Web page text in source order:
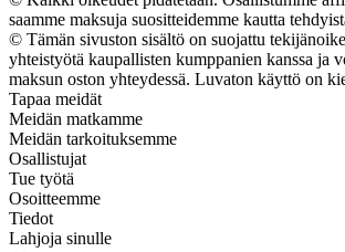
saamme maksuja suositteidemme kautta
© Tämän sivuston sisältö on suojattu
yhteistyötä kaupallisten kumppanien kanssa ja
maksun oston yhteydessä. Luvaton käyttö on
Tapaa meidät
Meidän matkamme
Meidän tarkoituksemme
Osallistujat
Tue työtä
Osoitteemme
Tiedot
Lahjoja sinulle